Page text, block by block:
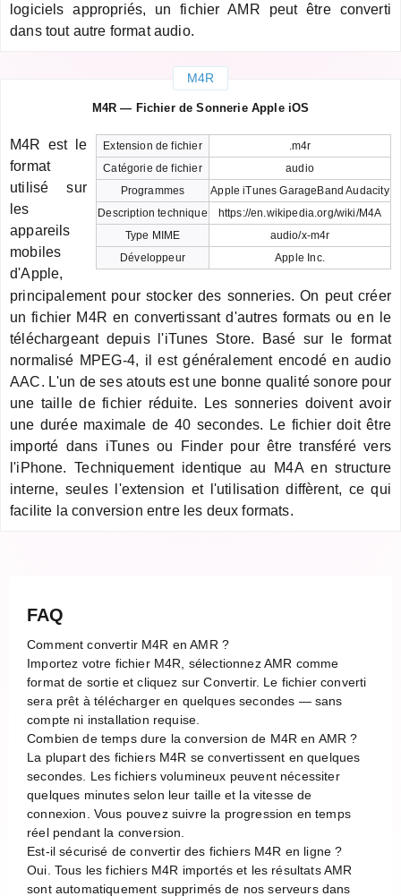
logiciels appropriés, un fichier AMR peut être converti
dans tout autre format audio.
M4R
M4R — Fichier de Sonnerie Apple iOS
Extension de fichier
.m4r
Catégorie de fichier
audio
Programmes
Apple iTunes GarageBand Audacity
Description technique
https://en.wikipedia.org/wiki/M4A
Type MIME
audio/x-m4r
Développeur
Apple Inc.
M4R est le
format
utilisé sur
les
appareils
mobiles
d'Apple,
principalement pour stocker des sonneries. On peut créer
un fichier M4R en convertissant d'autres formats ou en le
téléchargeant depuis l'iTunes Store. Basé sur le format
normalisé MPEG-4, il est généralement encodé en audio
AAC. L'un de ses atouts est une bonne qualité sonore pour
une taille de fichier réduite. Les sonneries doivent avoir
une durée maximale de 40 secondes. Le fichier doit être
importé dans iTunes ou Finder pour être transféré vers
l'iPhone. Techniquement identique au M4A en structure
interne, seules l'extension et l'utilisation diffèrent, ce qui
facilite la conversion entre les deux formats.
FAQ
Comment convertir M4R en AMR ?
Importez votre fichier M4R, sélectionnez AMR comme
format de sortie et cliquez sur Convertir. Le fichier converti
sera prêt à télécharger en quelques secondes — sans
compte ni installation requise.
Combien de temps dure la conversion de M4R en AMR ?
La plupart des fichiers M4R se convertissent en quelques
secondes. Les fichiers volumineux peuvent nécessiter
quelques minutes selon leur taille et la vitesse de
connexion. Vous pouvez suivre la progression en temps
réel pendant la conversion.
Est-il sécurisé de convertir des fichiers M4R en ligne ?
Oui. Tous les fichiers M4R importés et les résultats AMR
sont automatiquement supprimés de nos serveurs dans